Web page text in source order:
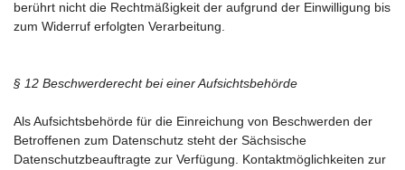
berührt nicht die Rechtmäßigkeit der aufgrund der Einwilligung bis
zum Widerruf erfolgten Verarbeitung.
§ 12 Beschwerderecht bei einer Aufsichtsbehörde
Als Aufsichtsbehörde für die Einreichung von Beschwerden der
Betroffenen zum Datenschutz steht der Sächsische
Datenschutzbeauftragte zur Verfügung. Kontaktmöglichkeiten zur